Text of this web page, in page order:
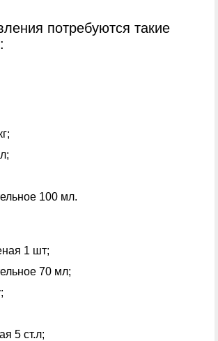
потребуются такие
100 мл.
1 шт;
70 мл;
5 ст.л;